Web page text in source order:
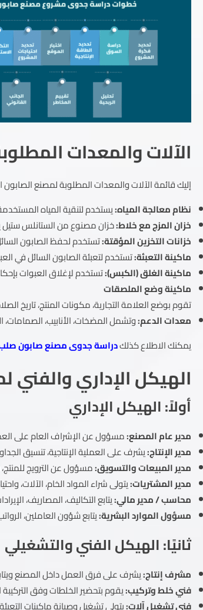
الآلات والمعدات
إليك قائمة الآلات والمعدات المطلوبة لمصنع الصابون
نظام معالجة المياه:يستخدم لتنقية المياه
خزان المزج مع خلاط:خزان مصنوع من الستانلس ستيل
خزانات التخزين المؤقتة:تستخدم لحفظ الصابون
ماكينة التعبئة:تستخدم لتعبئة الصابون السائل في
ماكينة الغلق (الكبس):تستخدم لإغلاق العبوات
ماكينة وضع الملصقات
تقوم بوضع العلامة التجارية، مكونات المنتج، تاريخ
معدات الدعم:وتشمل المضخات، الأنابيب،
يمكنك الاطلاع كذلكدراسة جدوى مصنع صابون
الهيكل الإداري
أولاً: الهيكل الإداري
مدير عام المصنع:مسؤول عن الإشراف العام على
مدير الإنتاج:يشرف على العملية الإنتاجية، تنسيق
مدير المبيعات والتسويق:مسؤول عن الترويج
مدير المشتريات:يتولى شراء المواد الخام، الآلات،
محاسب / مدير مالي:يتابع التكاليف، المصاريف،
مسؤول الموارد البشرية:يتابع شؤون العاملين،
ثانيًا: الهيكل الفني والتشغيلي
مشرف إنتاج:يشرف على فرق العمل داخل المصنع
فني خلط وتركيب:يقوم بتحضير الخلطات وفق
فني تشغيل آلات:يتولى تشغيل وصيانة ماكينات